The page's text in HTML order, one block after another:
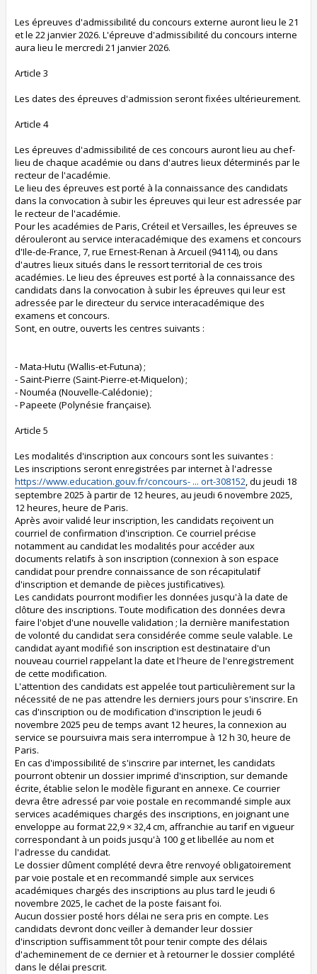
Les épreuves d'admissibilité du concours externe auront lieu le 21
et le 22 janvier 2026. L'épreuve d'admissibilité du concours interne
aura lieu le mercredi 21 janvier 2026.
Article 3
Les dates des épreuves d'admission seront fixées ultérieurement.
Article 4
Les épreuves d'admissibilité de ces concours auront lieu au chef-
lieu de chaque académie ou dans d'autres lieux déterminés par le
recteur de l'académie.
Le lieu des épreuves est porté à la connaissance des candidats
dans la convocation à subir les épreuves qui leur est adressée par
le recteur de l'académie.
Pour les académies de Paris, Créteil et Versailles, les épreuves se
dérouleront au service interacadémique des examens et concours
d'Ile-de-France, 7, rue Ernest-Renan à Arcueil (94114), ou dans
d'autres lieux situés dans le ressort territorial de ces trois
académies. Le lieu des épreuves est porté à la connaissance des
candidats dans la convocation à subir les épreuves qui leur est
adressée par le directeur du service interacadémique des
examens et concours.
Sont, en outre, ouverts les centres suivants :
- Mata-Hutu (Wallis-et-Futuna) ;
- Saint-Pierre (Saint-Pierre-et-Miquelon) ;
- Nouméa (Nouvelle-Calédonie) ;
- Papeete (Polynésie française).
Article 5
Les modalités d'inscription aux concours sont les suivantes :
Les inscriptions seront enregistrées par internet à l'adresse
https://www.education.gouv.fr/concours- ... ort-308152, du jeudi 18
septembre 2025 à partir de 12 heures, au jeudi 6 novembre 2025,
12 heures, heure de Paris.
Après avoir validé leur inscription, les candidats reçoivent un
courriel de confirmation d'inscription. Ce courriel précise
notamment au candidat les modalités pour accéder aux
documents relatifs à son inscription (connexion à son espace
candidat pour prendre connaissance de son récapitulatif
d'inscription et demande de pièces justificatives).
Les candidats pourront modifier les données jusqu'à la date de
clôture des inscriptions. Toute modification des données devra
faire l'objet d'une nouvelle validation ; la dernière manifestation
de volonté du candidat sera considérée comme seule valable. Le
candidat ayant modifié son inscription est destinataire d'un
nouveau courriel rappelant la date et l'heure de l'enregistrement
de cette modification.
L'attention des candidats est appelée tout particulièrement sur la
nécessité de ne pas attendre les derniers jours pour s'inscrire. En
cas d'inscription ou de modification d'inscription le jeudi 6
novembre 2025 peu de temps avant 12 heures, la connexion au
service se poursuivra mais sera interrompue à 12 h 30, heure de
Paris.
En cas d'impossibilité de s'inscrire par internet, les candidats
pourront obtenir un dossier imprimé d'inscription, sur demande
écrite, établie selon le modèle figurant en annexe. Ce courrier
devra être adressé par voie postale en recommandé simple aux
services académiques chargés des inscriptions, en joignant une
enveloppe au format 22,9 × 32,4 cm, affranchie au tarif en vigueur
correspondant à un poids jusqu'à 100 g et libellée au nom et
l'adresse du candidat.
Le dossier dûment complété devra être renvoyé obligatoirement
par voie postale et en recommandé simple aux services
académiques chargés des inscriptions au plus tard le jeudi 6
novembre 2025, le cachet de la poste faisant foi.
Aucun dossier posté hors délai ne sera pris en compte. Les
candidats devront donc veiller à demander leur dossier
d'inscription suffisamment tôt pour tenir compte des délais
d'acheminement de ce dernier et à retourner le dossier complété
dans le délai prescrit.